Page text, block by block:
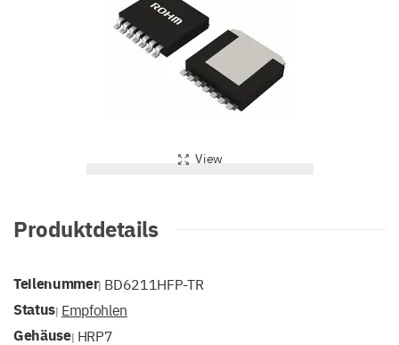
View
Produktdetails
Teilenummer| BD6211HFP-TR
Status| Empfohlen
Gehäuse| HRP7